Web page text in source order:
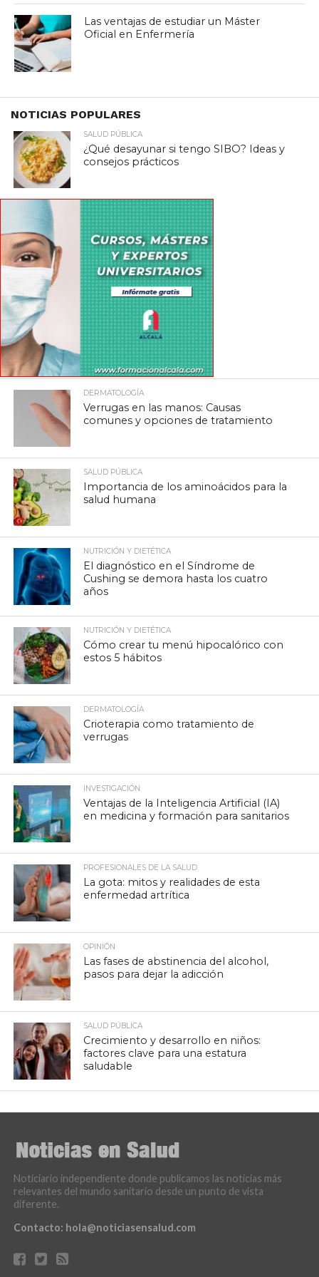
Las ventajas de estudiar un Máster
Oficial en Enfermería
NOTICIAS POPULARES
SALUD PÚBLICA
¿Qué desayunar si tengo SIBO? Ideas y
consejos prácticos
DERMATOLOGÍA
Verrugas en las manos: Causas
comunes y opciones de tratamiento
SALUD PÚBLICA
Importancia de los aminoácidos para la
salud humana
NUTRICIÓN Y DIETÉTICA
El diagnóstico en el Síndrome de
Cushing se demora hasta los cuatro
años
NUTRICIÓN Y DIETÉTICA
Cómo crear tu menú hipocalórico con
estos 5 hábitos
DERMATOLOGÍA
Crioterapia como tratamiento de
verrugas
INVESTIGACIÓN
Ventajas de la Inteligencia Artificial (IA)
en medicina y formación para sanitarios
PROFESIONALES DE LA SALUD
La gota: mitos y realidades de esta
enfermedad artrítica
OPINIÓN
Las fases de abstinencia del alcohol,
pasos para dejar la adicción
SALUD PÚBLICA
Crecimiento y desarrollo en niños:
factores clave para una estatura
saludable
Noticiario independiente donde publicamos las noticias más
relevantes del mundo sanitario desde un punto de vista
diferente.
Contacto: hola@noticiasensalud.com